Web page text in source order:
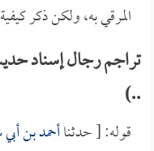
المرقي به، ولكن ذكر
تراجم رجال إسناد
..)
قوله: [ حدثناأحمد بن